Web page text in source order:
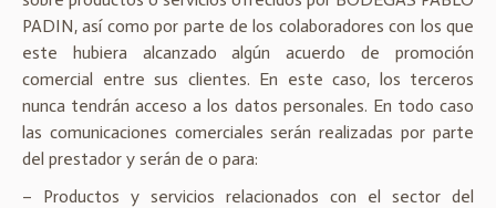
PADIN, así como por parte de los colaboradores con los que
este hubiera alcanzado algún acuerdo de promoción
comercial entre sus clientes. En este caso, los terceros
nunca tendrán acceso a los datos personales. En todo caso
las comunicaciones comerciales serán realizadas por parte
del prestador y serán de o para:
– Productos y servicios relacionados con el sector del